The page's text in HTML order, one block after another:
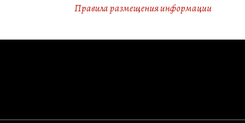
Правила размещения информации